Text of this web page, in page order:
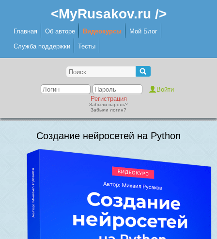
<MyRusakov.ru />
Главная Об авторе Видеокурсы Мой Блог
Служба поддержки Тесты
Регистрация
Забыли пароль?
Забыли логин?
Создание нейросетей на Python